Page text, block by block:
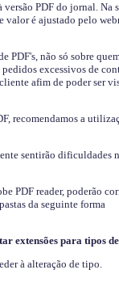
PDF do jornal. Na
valor é ajustado pelo
não só sobre
excessivos de
afim de poder ser
recomendamos a
sentirão dificuldades
PDF reader, poderão
da seguinte forma
extensões para tipos
à alteração de tipo.